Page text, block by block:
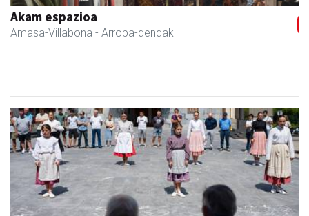
Akam espazioa
Amasa-Villabona - Arropa-dendak